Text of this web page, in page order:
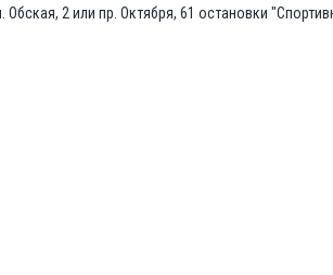
2 или пр. Октября, 61 остановки